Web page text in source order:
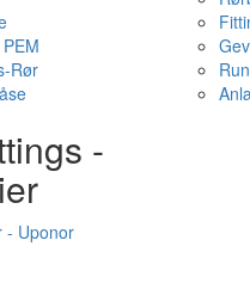
Rør
-
- Uponor